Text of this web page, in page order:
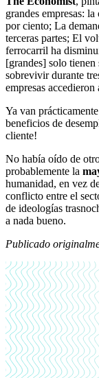
grandes empresas:
por ciento; La
terceras partes; El
ferrocarril ha
[grandes] solo
sobrevivir durante
empresas accedieron
Ya van prácticamente
beneficios de
cliente!
No había oído de
probablemente la
humanidad, en vez
conflicto entre el
de ideologías
a nada bueno.
Publicado